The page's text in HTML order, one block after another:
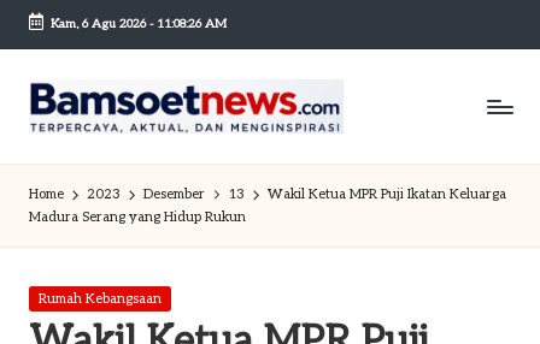
Skip
content
Kam, 6 Agu 2026- 11:08:26 AM
B
a
m
s
o
Mobilitas
Home 2023 Desember 13
Wakil Ketua MPR Puji Ikatan Keluarga
Madura Serang yang Hidup Rukun
Posted
in
Rumah Kebangsaan